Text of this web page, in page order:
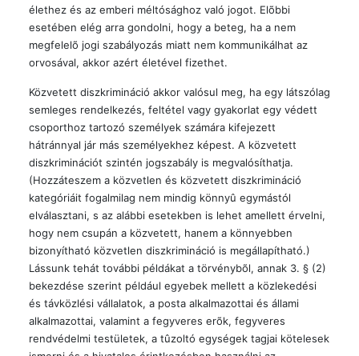
élethez és az emberi méltósághoz való jogot. Elõbbi
esetében elég arra gondolni, hogy a beteg, ha a nem
megfelelõ jogi szabályozás miatt nem kommunikálhat az
orvosával, akkor azért életével fizethet.
Közvetett diszkrimináció akkor valósul meg, ha egy látszólag
semleges rendelkezés, feltétel vagy gyakorlat egy védett
csoporthoz tartozó személyek számára kifejezett
hátránnyal jár más személyekhez képest. A közvetett
diszkriminációt szintén jogszabály is megvalósíthatja.
(Hozzáteszem a közvetlen és közvetett diszkrimináció
kategóriáit fogalmilag nem mindig könnyû egymástól
elválasztani, s az alábbi esetekben is lehet amellett érvelni,
hogy nem csupán a közvetett, hanem a könnyebben
bizonyítható közvetlen diszkrimináció is megállapítható.)
Lássunk tehát további példákat a törvénybõl, annak 3. § (2)
bekezdése szerint például egyebek mellett a közlekedési
és távközlési vállalatok, a posta alkalmazottai és állami
alkalmazottai, valamint a fegyveres erõk, fegyveres
rendvédelmi testületek, a tûzoltó egységek tagjai kötelesek